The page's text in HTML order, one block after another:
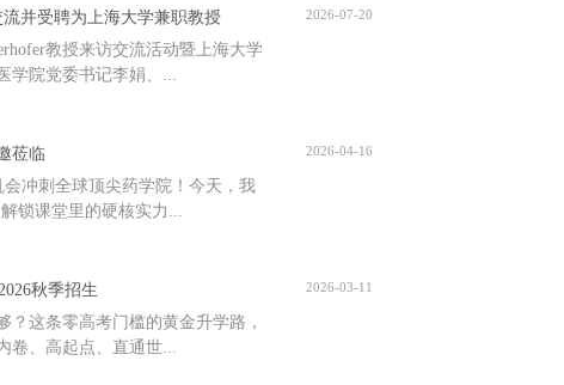
流并受聘为上海大学兼职教授
教授来访交流活动暨上海大学
学院党委书记李娟、...
2026-07-20
莅临
冲刺全球顶尖药学院！今天，我
锁课堂里的硬核实力...
2026-04-16
秋季招生
这条零高考门槛的黄金升学路，
卷、高起点、直通世...
2026-03-11